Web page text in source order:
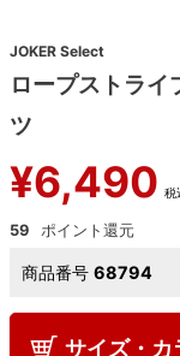
JOKER Select
ロープストライ
ツ
¥6,490 税
59
商品番号 68794
サイズ・カ